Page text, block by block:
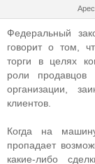
Федеральный
говорит о том,
торги в целях
роли
организации,
клиентов.
Когда на
пропадает
какие-либо